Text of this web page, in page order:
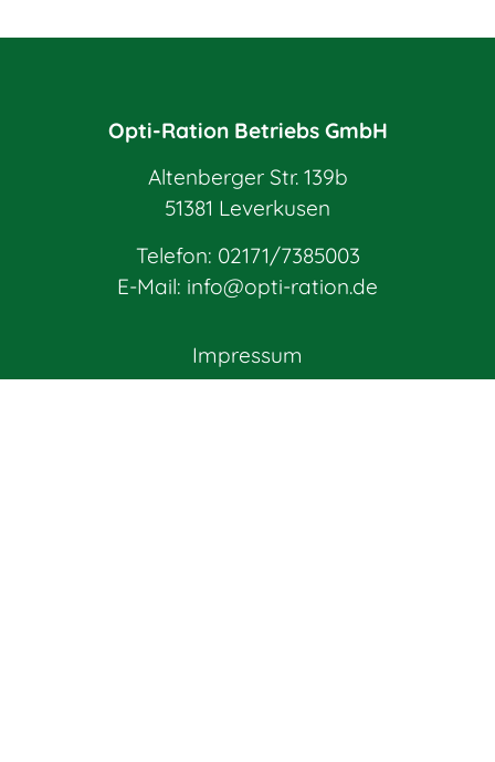
Opti-Ration Betriebs GmbH
Altenberger Str. 139b
51381 Leverkusen
Telefon: 02171/7385003
E-Mail: info@opti-ration.de
Impressum